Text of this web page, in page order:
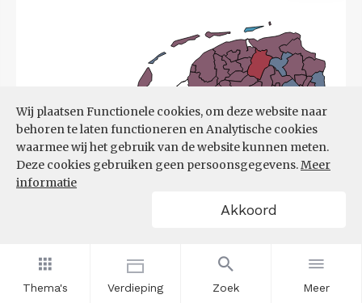
Thema's Verdieping Zoek Meer
Wij plaatsen Functionele cookies, om deze website naar
behoren te laten functioneren en Analytische cookies
waarmee wij het gebruik van de website kunnen meten.
Deze cookies gebruiken geen persoonsgegevens.Meer
informatie
Akkoord